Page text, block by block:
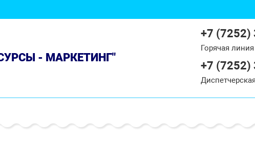
- МАРКЕТИНГ"
+7 (7252)
Горячая линия
+7 (7252)